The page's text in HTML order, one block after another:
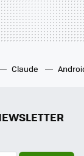
Claude